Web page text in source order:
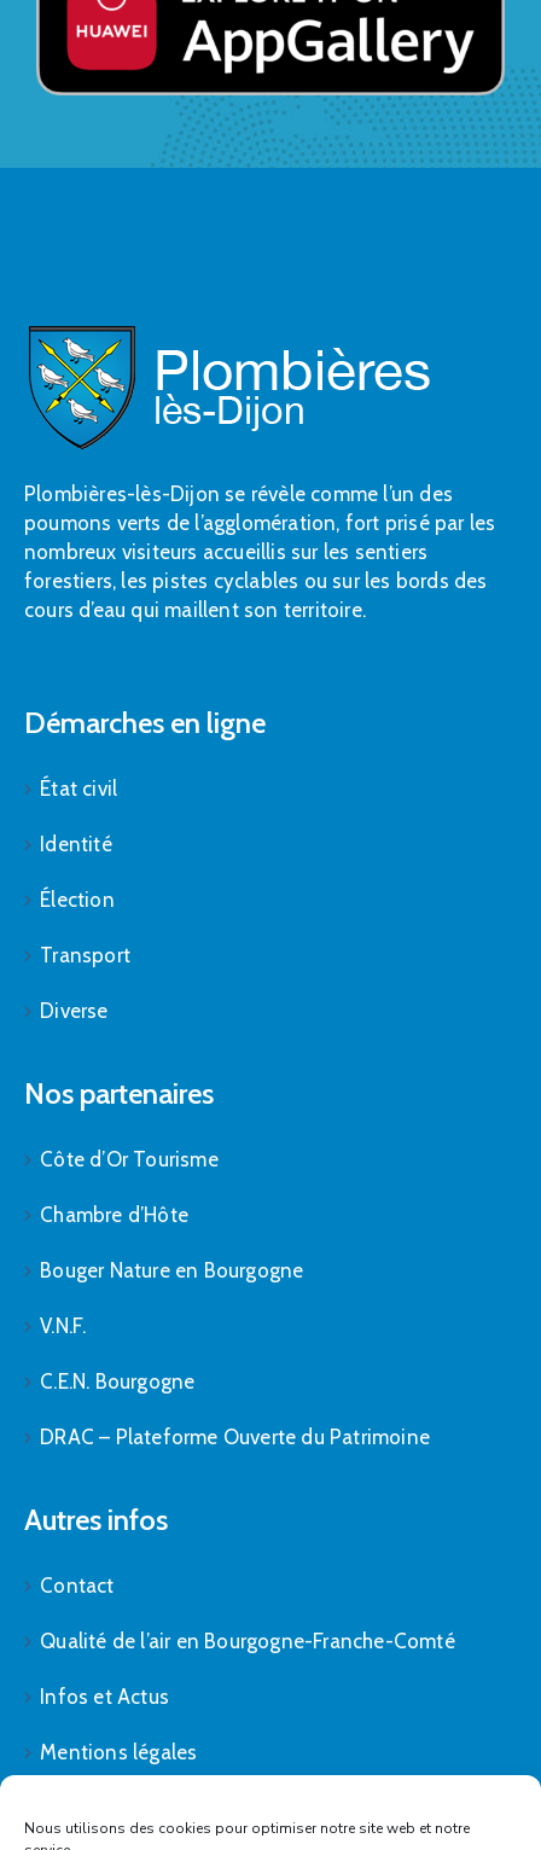
Nous utilisons des cookies pour optimiser notre site web et notre
Plombières-lès-Dijon se révèle comme l’un des
poumons verts de l’agglomération, fort prisé par les
nombreux visiteurs accueillis sur les sentiers
forestiers, les pistes cyclables ou sur les bords des
cours d’eau qui maillent son territoire.
Démarches en ligne
État civil
Identité
Élection
Transport
Diverse
Nos partenaires
Côte d’Or Tourisme
Chambre d’Hôte
Bouger Nature en Bourgogne
V.N.F.
C.E.N. Bourgogne
DRAC – Plateforme Ouverte du Patrimoine
Autres infos
Contact
Qualité de l’air en Bourgogne-Franche-Comté
Infos et Actus
Mentions légales